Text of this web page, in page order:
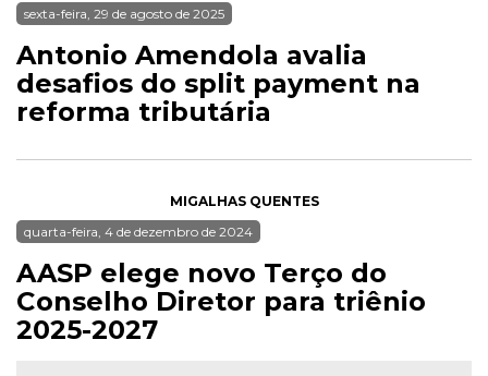
sexta-feira, 29 de agosto de 2025
Antonio Amendola avalia
desafios do split payment na
reforma tributária
MIGALHAS QUENTES
quarta-feira, 4 de dezembro de 2024
AASP elege novo Terço do
Conselho Diretor para triênio
2025-2027